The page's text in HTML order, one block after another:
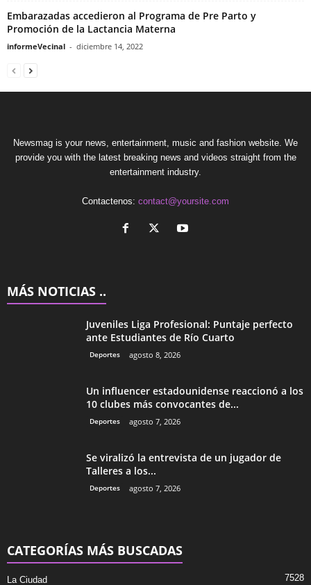
Embarazadas accedieron al Programa de Pre Parto y
Promoción de la Lactancia Materna
informeVecinal - diciembre 14, 2022
Newsmag is your news, entertainment, music and fashion website. We
provide you with the latest breaking news and videos straight from the
entertainment industry.
Contactenos: contact@yoursite.com
MÁS NOTICIAS ..
Juveniles Liga Profesional: Puntaje perfecto
ante Estudiantes de Río Cuarto
Deportes agosto 8, 2026
Un influencer estadounidense reaccionó a los
10 clubes más convocantes de...
Deportes agosto 7, 2026
Se viralizó la entrevista de un jugador de
Talleres a los...
Deportes agosto 7, 2026
CATEGORÍAS MÁS BUSCADAS
La Ciudad 7528